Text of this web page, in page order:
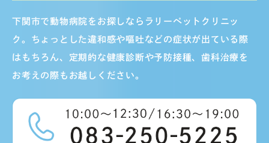
下関市で動物病院をお探しならラリーペットクリニッ
ク。ちょっとした違和感や嘔吐などの症状が出ている際
はもちろん、定期的な健康診断や予防接種、歯科治療を
お考えの際もお越しください。